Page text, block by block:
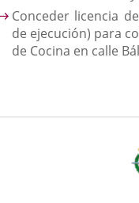
Conceder licencia
de ejecución) para
de Cocina en calle